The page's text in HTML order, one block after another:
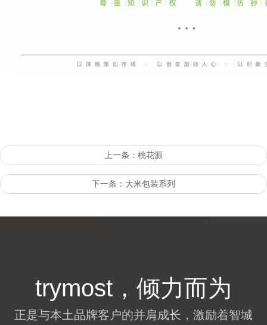
上一条：桃花源
下一条：大米包装系列
trymost，倾力而为
正是与本土品牌客户的并肩成长，激励着智城